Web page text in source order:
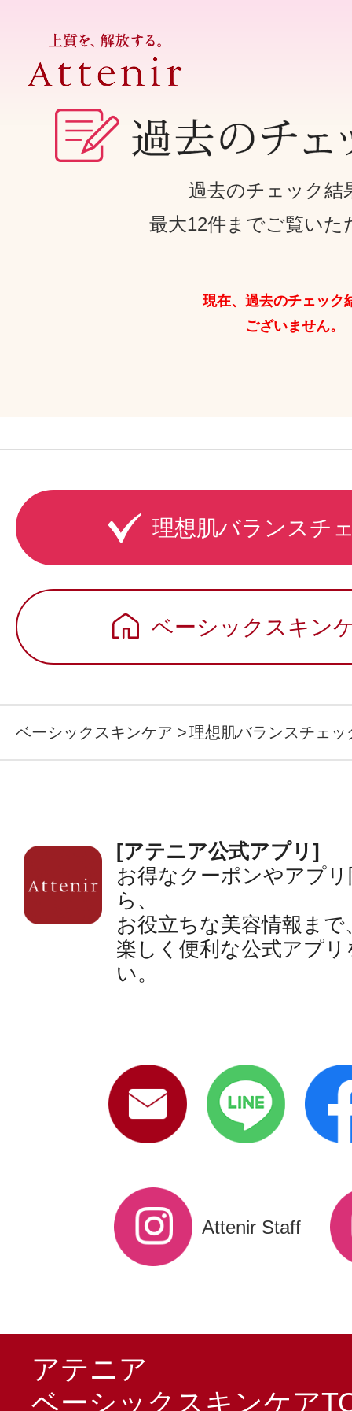
過去のチェック結
最大12件までご覧いた
現在、過去のチェック
ございません。
理想肌バランスチ
ベーシックスキン
ベーシックスキンケア 理想肌バランスチェッ
[アテニア公式アプリ]
お得なクーポンやアプ
ら、
お役立ちな美容情報まで
楽しく便利な公式アプ
い。
Attenir Staff
アテニア
ベーシックスキンケア